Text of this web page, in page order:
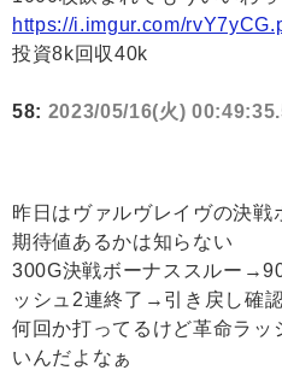
https://i.imgur.com/
投資8k回収40k
58: 2023/05/16(火)
昨日はヴァルヴレイヴの決
期待値あるかは知らない
300G決戦ボーナススルー
ッシュ2連終了→引き戻し確
何回か打ってるけど革命ラッ
いんだよなぁ